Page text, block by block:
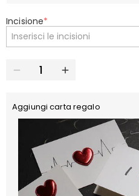
Incisione*
Aggiungi carta regalo